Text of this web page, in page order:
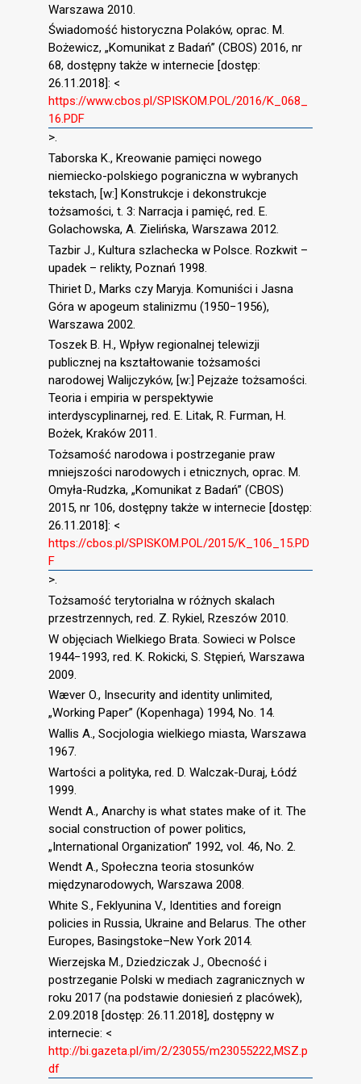
Warszawa 2010.
Świadomość historyczna Polaków, oprac. M.
Bożewicz, „Komunikat z Badań” (CBOS) 2016, nr
68, dostępny także w internecie [dostęp:
26.11.2018]: <
https://www.cbos.pl/SPISKOM.POL/2016/K_068_
16.PDF
>.
Taborska K., Kreowanie pamięci nowego
niemiecko-polskiego pograniczna w wybranych
tekstach, [w:] Konstrukcje i dekonstrukcje
tożsamości, t. 3: Narracja i pamięć, red. E.
Golachowska, A. Zielińska, Warszawa 2012.
Tazbir J., Kultura szlachecka w Polsce. Rozkwit –
upadek – relikty, Poznań 1998.
Thiriet D., Marks czy Maryja. Komuniści i Jasna
Góra w apogeum stalinizmu (1950−1956),
Warszawa 2002.
Toszek B. H., Wpływ regionalnej telewizji
publicznej na kształtowanie tożsamości
narodowej Walijczyków, [w:] Pejzaże tożsamości.
Teoria i empiria w perspektywie
interdyscyplinarnej, red. E. Litak, R. Furman, H.
Bożek, Kraków 2011.
Tożsamość narodowa i postrzeganie praw
mniejszości narodowych i etnicznych, oprac. M.
Omyła-Rudzka, „Komunikat z Badań” (CBOS)
2015, nr 106, dostępny także w internecie [dostęp:
26.11.2018]: <
https://cbos.pl/SPISKOM.POL/2015/K_106_15.PD
F
>.
Tożsamość terytorialna w różnych skalach
przestrzennych, red. Z. Rykiel, Rzeszów 2010.
W objęciach Wielkiego Brata. Sowieci w Polsce
1944−1993, red. K. Rokicki, S. Stępień, Warszawa
2009.
Wæver O., Insecurity and identity unlimited,
„Working Paper” (Kopenhaga) 1994, No. 14.
Wallis A., Socjologia wielkiego miasta, Warszawa
1967.
Wartości a polityka, red. D. Walczak-Duraj, Łódź
1999.
Wendt A., Anarchy is what states make of it. The
social construction of power politics,
„International Organization” 1992, vol. 46, No. 2.
Wendt A., Społeczna teoria stosunków
międzynarodowych, Warszawa 2008.
White S., Feklyunina V., Identities and foreign
policies in Russia, Ukraine and Belarus. The other
Europes, Basingstoke–New York 2014.
Wierzejska M., Dziedziczak J., Obecność i
postrzeganie Polski w mediach zagranicznych w
roku 2017 (na podstawie doniesień z placówek),
2.09.2018 [dostęp: 26.11.2018], dostępny w
internecie: <
http://bi.gazeta.pl/im/2/23055/m23055222,MSZ.p
df